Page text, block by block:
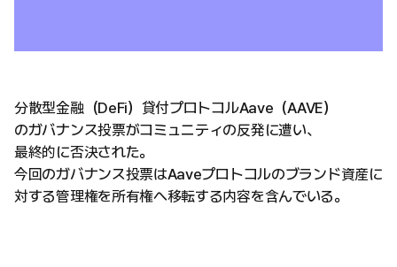
分散型金融（DeFi）貸付プロトコルAave（AAVE）
のガバナンス投票がコミュニティの反発に遭い、
最終的に否決された。
今回のガバナンス投票はAaveプロトコルのブランド資産に
対する管理権を所有権へ移転する内容を含んでいる。